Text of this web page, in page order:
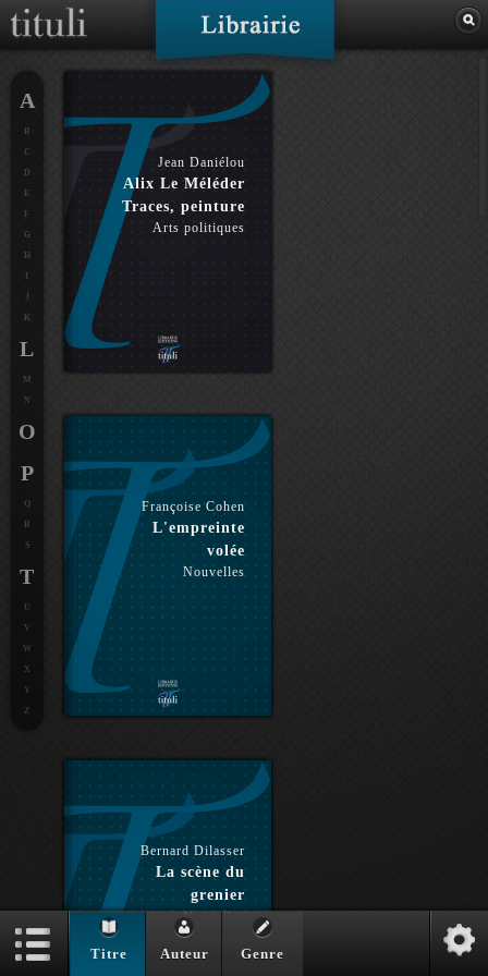
Jean Daniélou
Alix Le Méléder
Traces, peinture
Arts politiques
Françoise Cohen
L'empreinte
volée
Nouvelles
Bernard Dilasser
La scène du
grenier
Nouvelles
A
B
C
D
E
F
G
H
J
K
L
M
N
O
P
Q
R
S
T
U
V
W
X
Y
Z
Titre Auteur Genre